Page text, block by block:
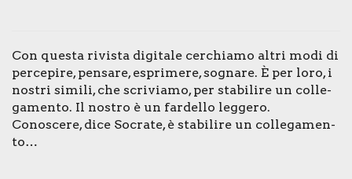
Con que­sta rivi­sta digi­ta­le cer­chia­mo altri modi di
per­ce­pi­re, pen­sa­re, espri­me­re, sogna­re. È per loro, i
nostri simi­li, che scri­via­mo, per sta­bi­li­re un col­le­
ga­men­to. Il nostro è un far­del­lo leg­ge­ro.
Cono­sce­re, dice Socra­te, è sta­bi­li­re un col­le­ga­men­
to…